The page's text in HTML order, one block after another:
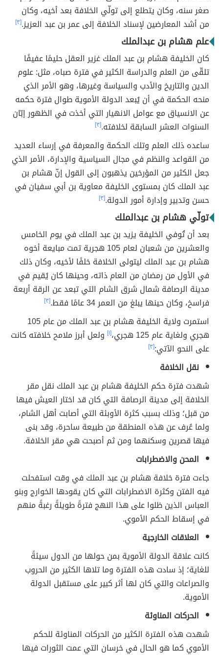
صغر سنه، وكان يتطلع إلى تولّي الخلافة بعد أخيه، وكان
من أشد المعارضين لإسناد الخلافة إلى عمر بن عبد العزيز.[٣]
علم هشام بن عبدالملك
كان الخليفة هشام بن عبد الملك غزير العقل حليمًا عفيفًا
تلقّى من العلم والدراسة الكثير في فترة صباه، مثل: علوم
الدين والتاريخ والأدب والسياسة وغيرها، وهو الأمر الذي
منحه الحكمة في أن يُبعد الدولة الأموية طوال فترة حكمه
عن الانسياق مع عوامل الانهيار التي أخذت في الظهور إبّان
السنوات العشر السابقة لخلافته.[٣]
ساعده ذلك العلم وتلك الحكمة والمعرفة في إرساء العديد
من القواعد والنظم في مجال السياسية والإدارة، الأمر الذي
جعل الكثير من المؤرخين يذهبون إلى القول إنّ هشام بن
عبد الملك كان بمستوى الخليفة معاوية بن أبي سفيان في
حسن وتدبير وإدارة أمور الدولة.[٣]
تولّي هشام بن عبدالملك
بعد أن تُوفي الخليفة يزيد بن عبد الملك في يوم الخامس
والعشرين من شعبان لعام 105 هجرية تمت مبايعة أخوه
هشام بن عبد الملك ليتولى الخلافة خلفًا لأخيه، وكان ذلك
في الأول من رمضان من العام ذاته، وحينها كان يُقيم في
مدينة الرصافة شمال شرق الشام التي تبعد عن الرقة أربعة
فراسخ، وكان حينها يبلغ من العمر 34 عامًا فقط.
[٣]
استمرت ولاية الخليفة هشام بن عبد الملك من عام 105
هجري ولغاية عام 125 هجري،
[١] ولعل أبرز ملامح خلافته كانت
على النحو الآتي:[٣]
نقل الخلافة
شهدت فترة حكم الخليفة هشام بن عبد الملك نقل مقر
الخلافة إلى مدينة الرصافة التي كان قد اختار العيش فيها
من قبل؛ وذلك بسبب كثرة الأوبئة التي أصابت أهل الشام،
ولما عُرف عن هذه المنطقة من طبيعة ساحرة، وقد بنى
فيها قصرين وسكنهما ومن ثم أصبحت هي مقر الخلافة.
المحن والاضطرابات
جاءت فترة خلافة هشام بن عبد الملك في وقت استفحلت
فيه الفتن وكثرة الاضطرابات التي كان يقودها الخوارج وبنو
العباس الذين ظلوا على هذا النهج فترةً طويلةً رغبةً منهم
في إسقاط الحكم الأموي.
العلاقات الخارجية
كانت علاقة الدولة الأموية بمن حولها من الدول سيئةً
للغاية؛ إذ سادت هذه الفترة وما تلاها الكثير من الحروب
والصراعات والتي كان لها أثر كبير على مستقبل الدولة
الأموية.
الحركات المناوئة
شهدت هذه الفترة الكثير من الحركات المناوئة للحكم
الأموي كما هو الحال في خرسان التي عمت الثورات فيها